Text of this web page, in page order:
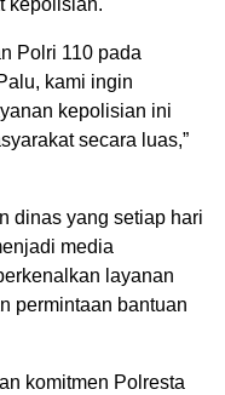
kepolisian.
Polri 110 pada
kami ingin
kepolisian ini
secara luas,”
dinas yang setiap hari
media
layanan
permintaan bantuan
komitmen Polresta